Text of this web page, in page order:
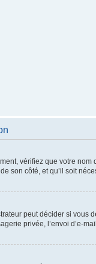
vérifiez que votre nom
son côté, et qu’il soit
peut décider si
privée, l’envoi d’e-